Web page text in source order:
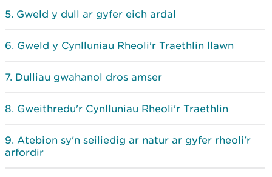
Gweld y dull ar gyfer eich ardal
Gweld y Cynlluniau Rheoli'r Traethlin llawn
Dulliau gwahanol dros amser
Gweithredu'r Cynlluniau Rheoli'r Traethlin
Atebion sy'n seiliedig ar natur ar gyfer rheoli'r
arfordir